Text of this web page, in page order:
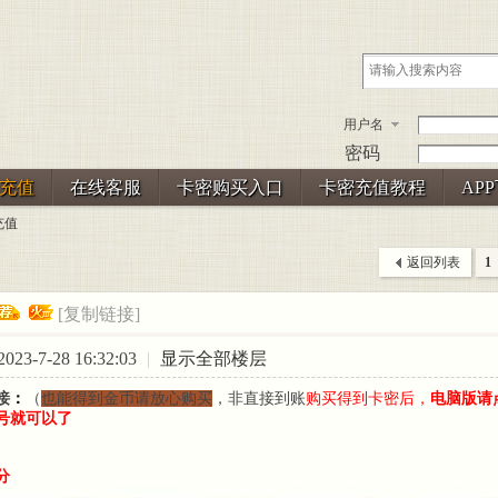
用户名
密码
值
在线客服 卡密购买入口 卡密充值教程
值
1
返回列表
[复制链接]
7-28 16:32:03 | 显示全部楼层
： （也能得到金币请放心购买 ，非直接到账购买得到卡密后， 电脑版请
就可以了